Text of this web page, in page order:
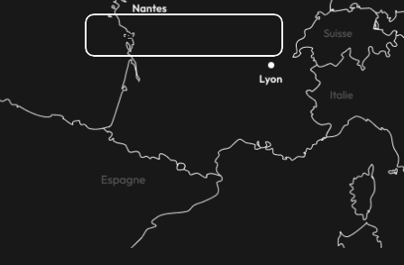
Wie kann ich kommen?